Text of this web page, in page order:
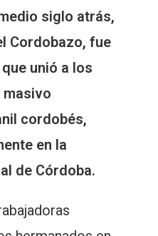
siglo atrás,
Cordobazo, fue
unió a los
cordobés,
en la
de Córdoba.